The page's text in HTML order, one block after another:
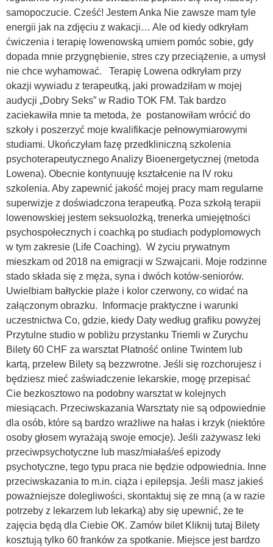
samopoczucie. Cześć! Jestem Anka Nie zawsze mam tyle
energii jak na zdjęciu z wakacji… Ale od kiedy odkryłam
ćwiczenia i terapię lowenowską umiem pomóc sobie, gdy
dopada mnie przygnębienie, stres czy przeciążenie, a umysł
nie chce wyhamować. Terapię Lowena odkryłam przy
okazji wywiadu z terapeutką, jaki prowadziłam w mojej
audycji „Dobry Seks” w Radio TOK FM. Tak bardzo
zaciekawiła mnie ta metoda, że postanowiłam wrócić do
szkoły i poszerzyć moje kwalifikacje pełnowymiarowymi
studiami. Ukończyłam fazę przedkliniczną szkolenia
psychoterapeutycznego Analizy Bioenergetycznej (metoda
Lowena). Obecnie kontynuuję kształcenie na IV roku
szkolenia. Aby zapewnić jakość mojej pracy mam regularne
superwizje z doświadczona terapeutką. Poza szkołą terapii
lowenowskiej jestem seksuolożką, trenerka umiejętności
psychospołecznych i coachką po studiach podyplomowych
w tym zakresie (Life Coaching). W życiu prywatnym
mieszkam od 2018 na emigracji w Szwajcarii. Moje rodzinne
stado składa się z męża, syna i dwóch kotów-seniorów.
Uwielbiam bałtyckie plaże i kolor czerwony, co widać na
załączonym obrazku. Informacje praktyczne i warunki
uczestnictwa Co, gdzie, kiedy Daty według grafiku powyżej
Przytulne studio w pobliżu przystanku Triemli w Zurychu
Bilety 60 CHF za warsztat Płatność online Twintem lub
kartą, przelew Bilety są bezzwrotne. Jeśli się rozchorujesz i
będziesz mieć zaświadczenie lekarskie, mogę przepisać
Cie bezkosztowo na podobny warsztat w kolejnych
miesiącach. Przeciwskazania Warsztaty nie są odpowiednie
dla osób, które są bardzo wrażliwe na hałas i krzyk (niektóre
osoby głosem wyrażają swoje emocje). Jeśli zażywasz leki
przeciwpsychotyczne lub masz/miałaś/eś epizody
psychotyczne, tego typu praca nie będzie odpowiednia. Inne
przeciwskazania to m.in. ciąża i epilepsja. Jeśli masz jakieś
poważniejsze dolegliwości, skontaktuj się ze mną (a w razie
potrzeby z lekarzem lub lekarką) aby się upewnić, że te
zajęcia będą dla Ciebie OK. Zamów bilet Kliknij tutaj Bilety
kosztują tylko 60 franków za spotkanie. Miejsce jest bardzo